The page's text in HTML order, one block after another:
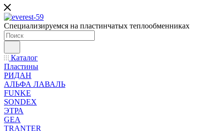
Специализируемся на пластинчатых теплообменниках
Каталог
Пластины
РИДАН
АЛЬФА ЛАВАЛЬ
FUNKE
SONDEX
ЭТРА
GEA
TRANTER